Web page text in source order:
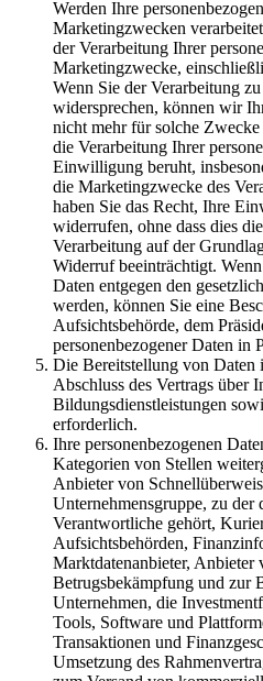
Werden Ihre
Marketingzwecken
der Verarbeitung Ihrer
Marketingzwecke,
Wenn Sie der Verarbeitung
widersprechen, können wir
nicht mehr für solche
die Verarbeitung Ihrer
Einwilligung beruht,
die Marketingzwecke des
haben Sie das Recht, Ihre
widerrufen, ohne dass dies
Verarbeitung auf der
Widerruf beeinträchtigt.
Daten entgegen den
werden, können Sie eine
Aufsichtsbehörde, dem
personenbezogener Daten in
Die Bereitstellung von
Abschluss des Vertrags über
Bildungsdienstleistungen
erforderlich.
Ihre personenbezogenen
Kategorien von Stellen
Anbieter von
Unternehmensgruppe, zu
Verantwortliche gehört,
Aufsichtsbehörden,
Marktdatenanbieter, Anbieter
Betrugsbekämpfung und zur
Unternehmen, die
Tools, Software und
Transaktionen und
Umsetzung des